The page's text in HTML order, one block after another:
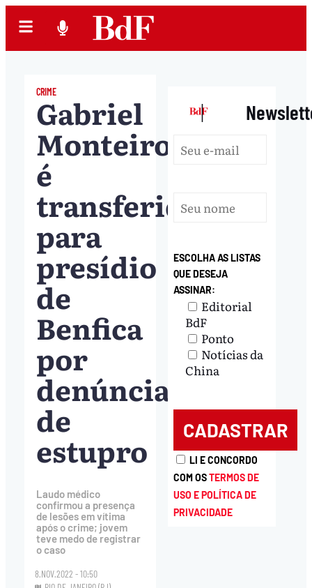
CRIME
Gabriel
Monteiro
é
transferido
para
presídio
de
Benfica
por
denúncia
de
estupro
Laudo médico
confirmou a presença
de lesões em vítima
após o crime; jovem
teve medo de registrar
o caso
8.NOV.2022 - 10:50
|
ESCOLHA AS LISTAS
QUE DESEJA
ASSINAR:
Editorial
BdF
Ponto
Notícias da
China
LI E CONCORDO
COM OSTERMOS DE
USO E POLÍTICA DE
PRIVACIDADE